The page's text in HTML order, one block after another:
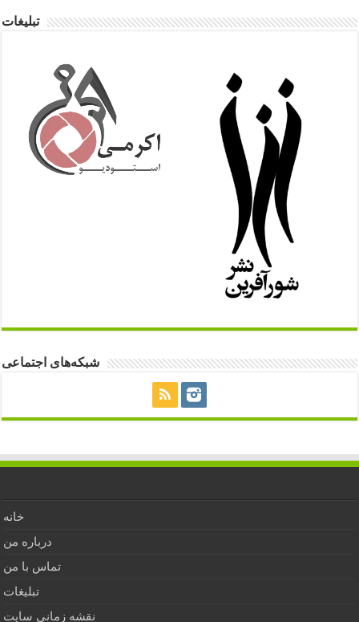
تبلیغات
شبکه‌های اجتماعی
خانه
درباره من
تماس با من
تبلیغات
نقشه زمانی سایت